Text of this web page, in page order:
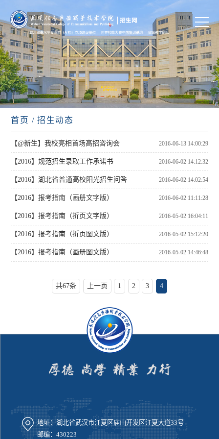
首页 / 招生动态
【@新生】我校亮相首场高招咨询会 2016-06-13 14:00:29
【2016】规范招生录取工作承诺书 2016-06-02 14:12:32
【2016】湖北省普通高校阳光招生问答 2016-06-02 14:02:54
【2016】报考指南（画册文字版） 2016-06-02 11:11:28
【2016】报考指南（折页文字版） 2016-05-02 16:04:11
【2016】报考指南（折页图文版） 2016-05-02 15:12:20
【2016】报考指南（画册图文版） 2016-05-02 14:46:48
共67条 上一页 1 2 3 4
地址：湖北省武汉市江夏区庙山开发区江夏大道33号
邮编：430223